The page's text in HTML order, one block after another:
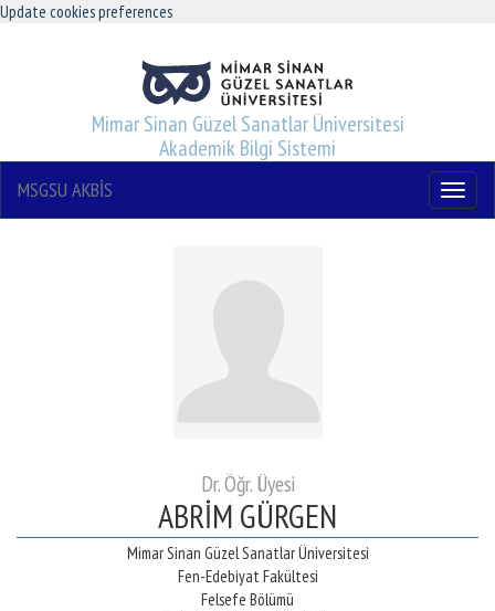
Update cookies preferences
Mimar Sinan Güzel Sanatlar Üniversitesi
Akademik Bilgi Sistemi
Menu
MSGSU AKBİS
Dr. Öğr. Üyesi
ABRİM GÜRGEN
Mimar Sinan Güzel Sanatlar Üniversitesi
Fen-Edebiyat Fakültesi
Felsefe Bölümü